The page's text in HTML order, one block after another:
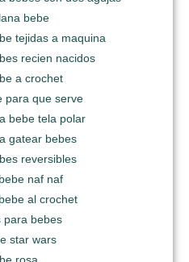
bebe
tejidas a maquina
recien nacidos
a crochet
para que serve
bebe tela polar
gatear bebes
reversibles
naf naf
al crochet
para bebes
star wars
rosa